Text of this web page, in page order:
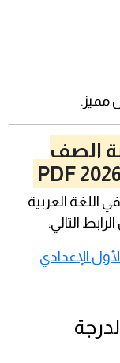
مميز.
الصف
اللغة العربية
الإعدادي